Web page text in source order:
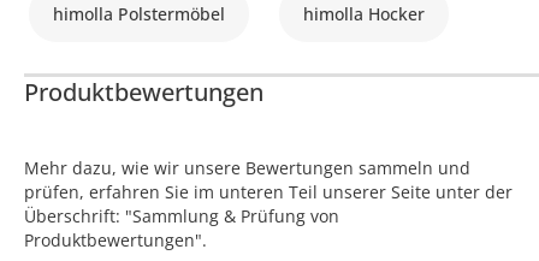
himolla Polstermöbel himolla Hocker
Produktbewertungen
Mehr dazu, wie wir unsere Bewertungen sammeln und
prüfen, erfahren Sie im unteren Teil unserer Seite unter der
Überschrift: "Sammlung & Prüfung von
Produktbewertungen".